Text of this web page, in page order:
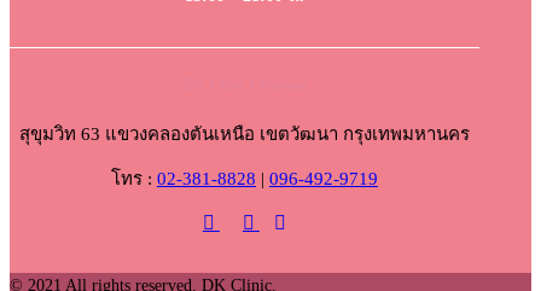
สุขุมวิท 63 แขวงคลองตันเหนือ เขตวัฒนา กรุงเทพมหานคร
โทร : 02-381-8828 | 096-492-9719
© 2021 All rights reserved. DK Clinic.